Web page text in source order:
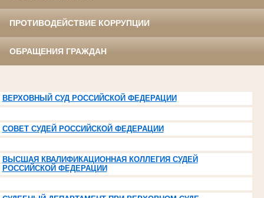
ПРОТИВОДЕЙСТВИЕ КОРРУПЦИИ
ОБРАЩЕНИЯ ГРАЖДАН
ВЕРХОВНЫЙ СУД РОССИЙСКОЙ ФЕДЕРАЦИИ
СОВЕТ СУДЕЙ РОССИЙСКОЙ ФЕДЕРАЦИИ
ВЫСШАЯ КВАЛИФИКАЦИОННАЯ КОЛЛЕГИЯ СУДЕЙ
РОССИЙСКОЙ ФЕДЕРАЦИИ